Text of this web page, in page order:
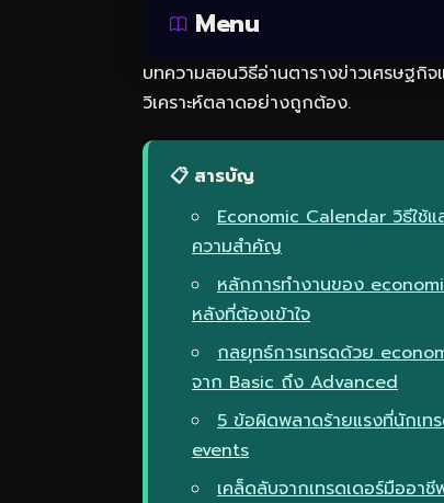
Menu
บทความสอนวิธีอ่านตารางข่าวเศรษฐกิจ
วิเคราะห์ตลาดอย่างถูกต้อง.
📋 สารบัญ
Economic Calendar วิธีใช้แ
ความสำคัญ
หลักการทำงานของ
หลังที่ต้องเข้าใจ
กลยุทธ์การเทรดด้วย
จาก Basic ถึง Advanced
5 ข้อผิดพลาดร้ายแรงที่นักเ
events
เคล็ดลับจากเทรดเดอร์มืออา